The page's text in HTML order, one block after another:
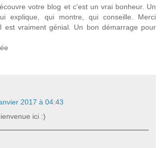
votre blog et c'est un vrai bonheur. Un
explique, qui montre, qui conseille. Merci
est vraiment génial. Un bon démarrage pour
2017 à 04:43
ici :)